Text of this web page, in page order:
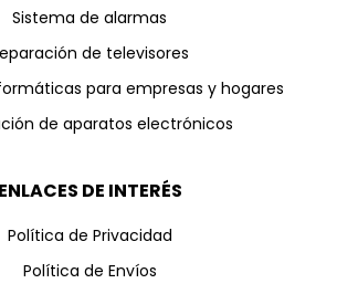
Sistema de alarmas
de televisores
para empresas y hogares
de aparatos electrónicos
ENLACES DE INTERÉS
Política de Privacidad
Política de Envíos